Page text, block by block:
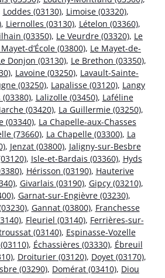
Loddes (03130), Limoise (03320),
, Liernolles (03130), Lételon (03360),
(03350), Le Veurdre (03320), Le
d’École (03800), Le Mayet-de-
Donjon (03130), Le Brethon (03350),
, Lavoine (03250), Lavault-Sainte-
(03250), Lapalisse (03120), Langy
, Lalizolle (03450), Laféline
(03420), La Guillermie (03250),
(03340), La Chapelle-aux-Chasses
(73660), La Chapelle (03300), La
, Jenzat (03800), Jaligny-sur-Besbre
, Isle-et-Bardais (03360), Hyds
, Hérisson (03190), Hauterive
, Givarlais (03190), Gipcy (03210),
, Garnat-sur-Engièvre (03230),
, Gannat (03800), Franchesse
, Fleuriel (03140), Ferrières-sur-
(03140), Espinasse-Vozelle
, Échassières (03330), Ébreuil
, Droiturier (03120), Doyet (03170),
(03290), Domérat (03410), Diou